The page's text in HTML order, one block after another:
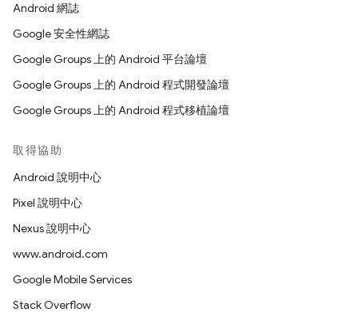
Android 網誌
Google 安全性網誌
Google Groups 上的 Android 平台論壇
Google Groups 上的 Android 程式開發論壇
Google Groups 上的 Android 程式移植論壇
取得協助
Android 說明中心
Pixel 說明中心
Nexus 說明中心
www.android.com
Google Mobile Services
Stack Overflow